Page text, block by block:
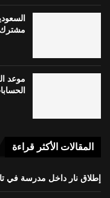
مشترك
المقالات الأكثر قراءة
إطلاق نار داخل مدرسة في تايلاند يخلّف